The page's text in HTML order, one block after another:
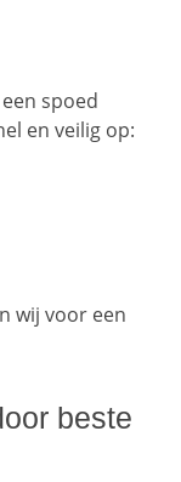
spoed
en veilig op:
wij voor een
beste